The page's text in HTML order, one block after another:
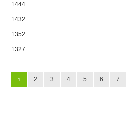
1444
1432
1352
1327
1 2 3 4 5 6 7